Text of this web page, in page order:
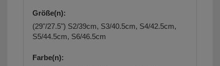
Größe(n):
(29"/27.5") S2/39cm, S3/40.5cm, S4/42.5cm,
S5/44.5cm, S6/46.5cm
Farbe(n):